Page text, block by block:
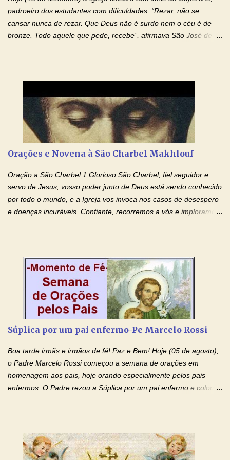
drogas, c...
padroeiro dos estudantes com dificuldades. “Rezar, não se
cansar nunca de rezar. Que Deus não é surdo nem o céu é de
bronze. Todo aquele que pede, recebe”, afirmava São José de
mim o teu fervor, a tua sabedoria e a tua fé. Mostra tua bondade,
ajudando-me e eu me esforçarei para imitar tuas virtudes.
Glória… Amável protetor meu, o estudo geralmente é difícil, duro
e entediante para mim. Tu podes deixar tudo isso mais fácil e
agradável. Espera somente meu chamado. Eu te prometo um
esforço maior em meus estudos e uma vida mais digna de tua
santidade. Glória… Deus, que quiseste atrair tudo a teu unigênito
Filho, que foi crucificado, permite que, pelos méritos e exemplos
de te...
Orações e Novena à São Charbel Makhlouf
Oração a São Charbel 1 Glorioso São Charbel, fiel seguidor e
servo de Jesus, vosso poder junto de Deus está sendo conhecido
por todo o mundo, e a Igreja vos invoca nos casos de desespero
e doenças incuráveis. Confiante, recorremos a vós e imploramos
Queremos sempre lembrar-nos deste favor, da vossa intercessão
e invocar-vos como nosso patrono, para maior glória de Deus e o
bem de nossas almas. São Charbel! Rogai por Nós e por todos
aqueles que invocam o vosso nome e auxílio. Amén. Oração 2 Ó
Deus, admirável em Vossos Santos, Vós que inspirastes a São
Charbel seguir o caminho da perfeição, lhe concedestes a graça
e a força para fazer triunfar, na sua vida, o heroísmo das virtudes
monásticas: a obediência, a castidade e a voluntária pobreza, e
manifestastes o poder de sua intercessão por numerosos
milagres e gra...
Súplica por um pai enfermo-Pe Marcelo Rossi
Boa tarde irmãs e irmãos de fé! Paz e Bem! Hoje (05 de agosto),
o Padre Marcelo Rossi começou a semana de orações em
homenagem aos pais, hoje orando especialmente pelos pais
enfermos. O Padre rezou a Súplica por um pai enfermo e colocou
de Nossa Senhora. Adriana dos Anjos-Devoção e Fé Mensagem
do Padre Marcelo Rossi por E-mail e Facebook: Como foi